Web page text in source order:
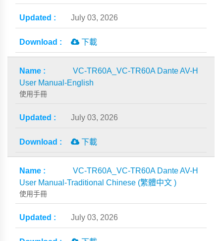
July 03, 2026
下載
VC-TR60A_VC-TR60A Dante AV-H
User Manual-English
使用手冊
July 03, 2026
下載
VC-TR60A_VC-TR60A Dante AV-H
User Manual-Traditional Chinese (繁體中文 )
使用手冊
July 03, 2026